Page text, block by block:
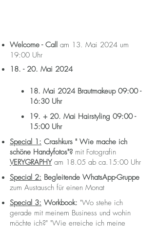
Welcome - Call am 13. Mai 2024 um
19:00 Uhr
18. - 20. Mai 2024
18. Mai 2024 Brautmakeup 09:00 -
16:30 Uhr
19. + 20. Mai Hairstyling 09:00 -
15:00 Uhr
Special 1: Crashkurs " Wie mache ich
schöne Handyfotos"? mit Fotografin
VERYGRAPHYam 18.05 ab ca.15:00 Uhr
Special 2: Begleitende WhatsApp-Gruppe
zum Austausch für einen Monat
Special 3: Workbook: "Wo stehe ich
gerade mit meinem Business und wohin
möchte ich?" "Wie erreiche ich meine